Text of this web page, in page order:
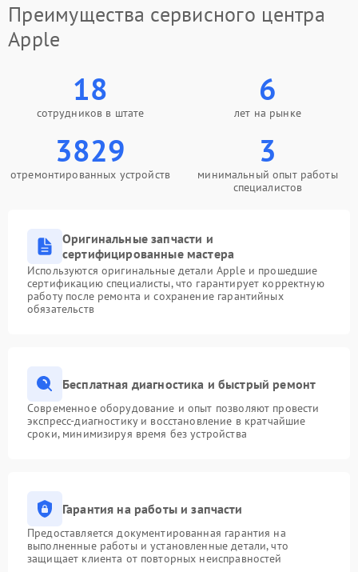
Преимущества сервисного центра
Apple
18
сотрудников в штате
6
лет на рынке
3829
отремонтированных устройств
3
минимальный опыт работы
специалистов
Оригинальные запчасти и
сертифицированные мастера
Используются оригинальные детали Apple и прошедшие
сертификацию специалисты, что гарантирует корректную
работу после ремонта и сохранение гарантийных
обязательств
Бесплатная диагностика и быстрый ремонт
Современное оборудование и опыт позволяют провести
экспресс-диагностику и восстановление в кратчайшие
сроки, минимизируя время без устройства
Гарантия на работы и запчасти
Предоставляется документированная гарантия на
выполненные работы и установленные детали, что
защищает клиента от повторных неисправностей